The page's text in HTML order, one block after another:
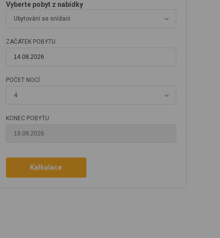
Vyberte pobyt z nabídky
Ubytování se snídaní
ZAČÁTEK POBYTU
POČET NOCÍ
4
KONEC POBYTU
Kalkulace